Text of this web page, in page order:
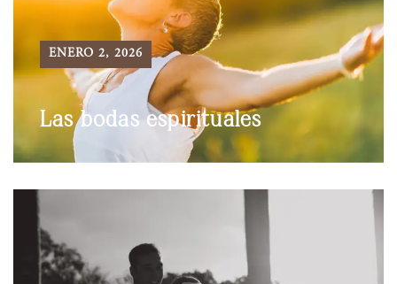
ENERO 2, 2026
Las bodas espirituales